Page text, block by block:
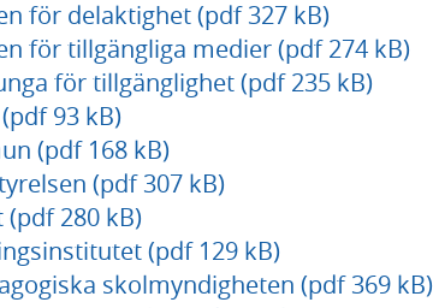
för delaktighet (pdf 327 kB)
för tillgängliga medier (pdf 274 kB)
för tillgänglighet (pdf 235 kB)
93 kB)
(pdf 168 kB)
(pdf 307 kB)
280 kB)
(pdf 129 kB)
skolmyndigheten (pdf 369 kB)